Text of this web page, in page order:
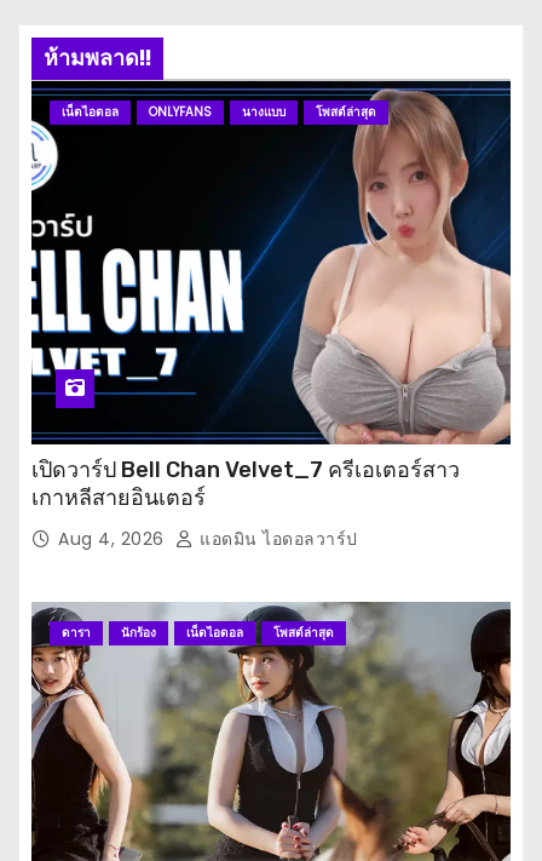
s
t
s
p
a
g
n
a
t
o
n
ห้ามพลาด!!
เน็ตไอดอล ONLYFANS นางแบบ โพสต์ล่าสุด
เปิดวาร์ป Bell Chan Velvet_7 ครีเอเตอร์สาว
เกาหลีสายอินเตอร์
Aug 4, 2026 แอดมิน ไอดอลวาร์ป
ดารา นักร้อง เน็ตไอดอล โพสต์ล่าสุด